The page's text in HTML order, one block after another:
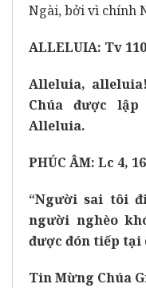
Ngài, bởi vì chính
ALLELUIA: Tv
Alleluia,
Chúa được
Alleluia.
PHÚC ÂM: Lc 4,
“Người sai tôi
người nghèo
được đón tiếp tại
Tin Mừng Chúa